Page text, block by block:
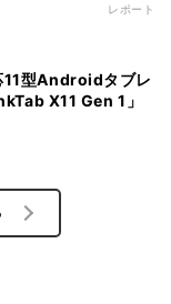
レポート
11型Androidタブレ
X11 Gen 1」